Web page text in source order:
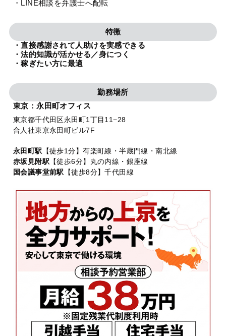
・LINE相談を弁護士へ配転
特徴
・直接感謝されて人助けを実感できる
・法的知識が活かせる／身につく
・稼ぎたい方に最適
勤務場所
東京：永田町オフィス
東京都千代田区永田町1丁目11−28
合人社東京永田町ビル7F
永田町駅 【徒歩1分】有楽町線・半蔵門線・南北線
赤坂見附駅 【徒歩6分】丸の内線・銀座線
国会議事堂前駅
【徒歩8分】千代田線
プライバシーポリシー 利用規約 内部通報
TikTok受賞